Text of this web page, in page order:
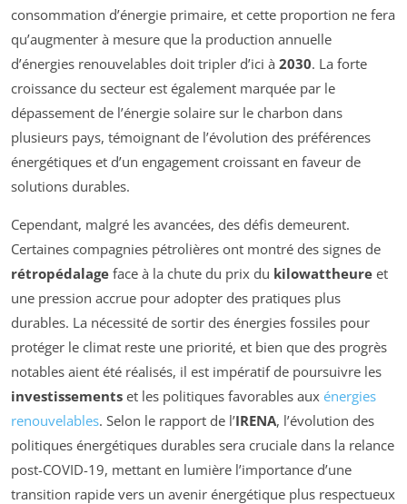
consommation d’énergie primaire, et cette proportion ne fera
qu’augmenter à mesure que la production annuelle
d’énergies renouvelables doit tripler d’ici à 2030. La forte
croissance du secteur est également marquée par le
dépassement de l’énergie solaire sur le charbon dans
plusieurs pays, témoignant de l’évolution des préférences
énergétiques et d’un engagement croissant en faveur de
solutions durables.
Cependant, malgré les avancées, des défis demeurent.
Certaines compagnies pétrolières ont montré des signes de
rétropédalage face à la chute du prix du kilowattheure et
une pression accrue pour adopter des pratiques plus
durables. La nécessité de sortir des énergies fossiles pour
protéger le climat reste une priorité, et bien que des progrès
notables aient été réalisés, il est impératif de poursuivre les
investissements et les politiques favorables aux énergies
renouvelables. Selon le rapport de l’IRENA, l’évolution des
politiques énergétiques durables sera cruciale dans la relance
post-COVID-19, mettant en lumière l’importance d’une
transition rapide vers un avenir énergétique plus respectueux